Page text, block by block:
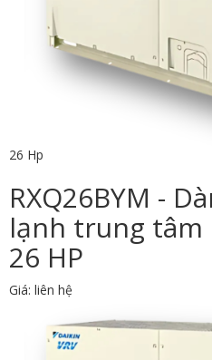
26 Hp
RXQ26BYM -
lạnh trung tâm
26 HP
Giá: liên hệ